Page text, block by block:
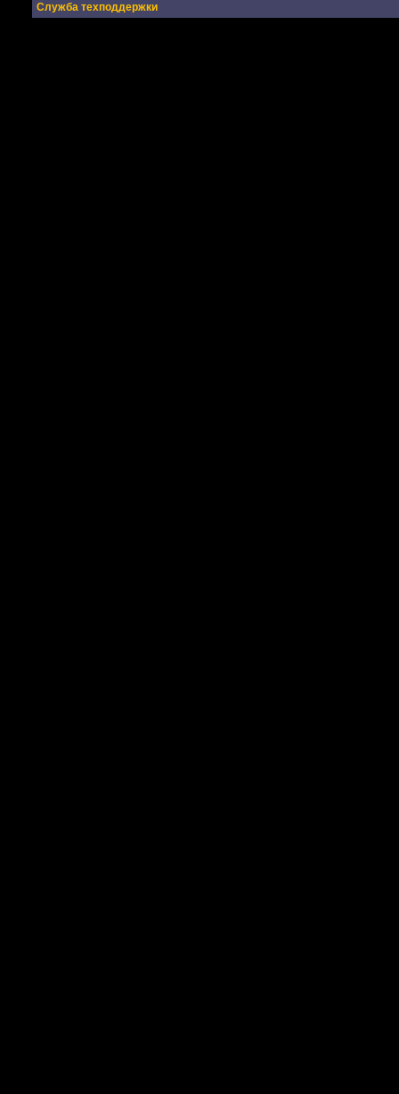
Служба техподдержки